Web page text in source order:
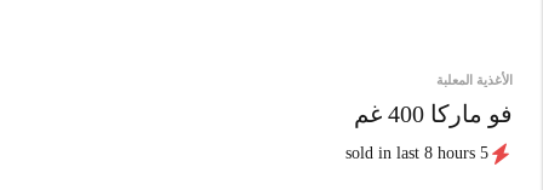
الأغذية المعلبة
فو ماركا 400 غم
5 sold in last 8 hours